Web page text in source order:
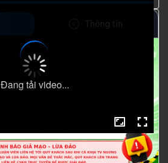
Đang tải video...
Thông tin